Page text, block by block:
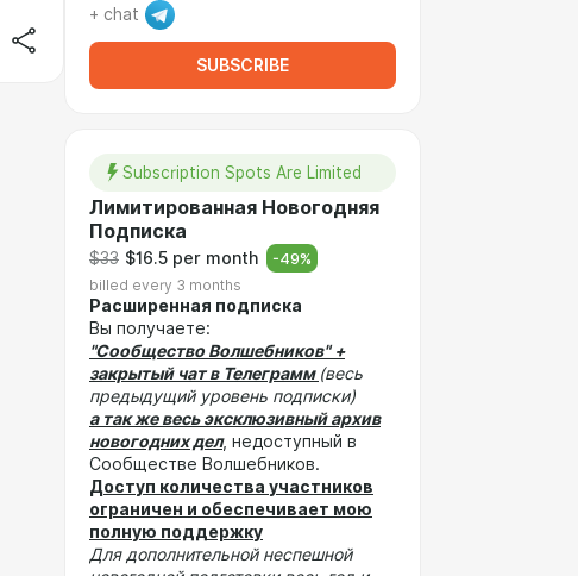
+ chat
SUBSCRIBE
Subscription Spots Are Limited
Лимитированная Новогодняя
Подписка
$33 $16.5 per month -49%
billed every 3 months
Расширенная подписка
Вы получаете:
"Сообщество Волшебников" +
закрытый чат в Телеграмм (весь
предыдущий уровень подписки)
а так же весь эксклюзивный архив
новогодних дел, недоступный в
Сообществе Волшебников.
Доступ количества участников
ограничен и обеспечивает мою
полную поддержку
Для дополнительной неспешной